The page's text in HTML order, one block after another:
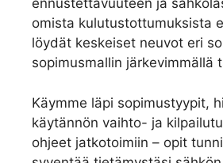
ennustettavuuteen ja
omista kulutustottumuksista
löydät keskeiset neuvot eri
sopimusmallin järkevimmällä
Käymme läpi sopimustyypit,
käytännön vaihto- ja
ohjeet jatkotoimiin – opit